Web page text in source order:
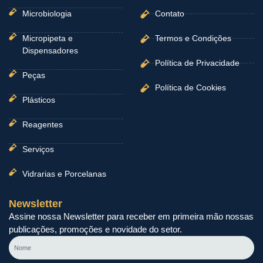
Microbiologia
Micropipeta e
Dispensadores
Peças
Plásticos
Reagentes
Serviços
Vidrarias e Porcelanas
Contato
Termos e Condições
Política de Privacidade
Política de Cookies
Newsletter
Assine nossa Newsletter para receber em primeira mão nossas
publicações, promoções e novidade do setor.
Nome